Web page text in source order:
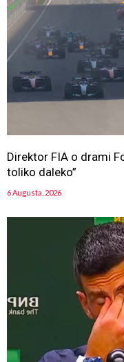
Direktor FIA o drami
toliko daleko”
6 Augusta, 2026